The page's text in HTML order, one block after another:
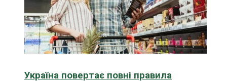
Україна повертає повні правила